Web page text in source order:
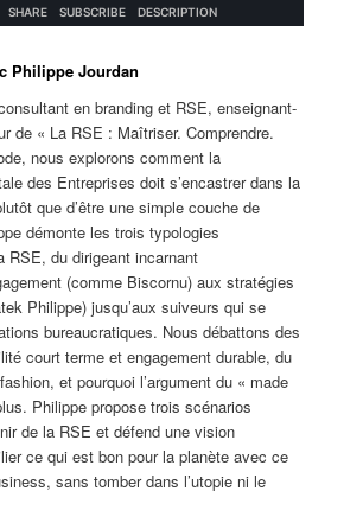
Philippe Jourdan
en branding et RSE, enseignant-
de « La RSE : Maîtriser. Comprendre.
nous explorons comment la
des Entreprises doit s’encastrer dans la
que d’être une simple couche de
démonte les trois typologies
RSE, du dirigeant incarnant
(comme Biscornu) aux stratégies
Philippe) jusqu’aux suiveurs qui se
bureaucratiques. Nous débattons des
court terme et engagement durable, du
et pourquoi l’argument du « made
Philippe propose trois scénarios
de la RSE et défend une vision
ce qui est bon pour la planète avec ce
sans tomber dans l’utopie ni le